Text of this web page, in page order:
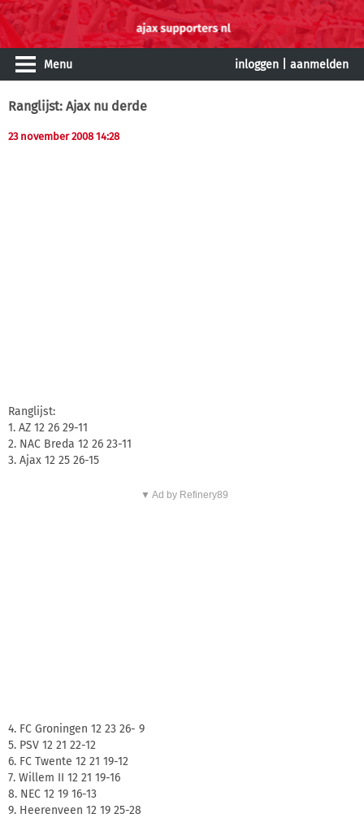
Menu inloggen aanmelden
Ranglijst: Ajax nu derde
23 november 2008 14:28
Ranglijst:
1. AZ 12 26 29-11
2. NAC Breda 12 26 23-11
3. Ajax 12 25 26-15
▼ Ad by Refinery89
4. FC Groningen 12 23 26- 9
5. PSV 12 21 22-12
6. FC Twente 12 21 19-12
7. Willem II 12 21 19-16
8. NEC 12 19 16-13
9. Heerenveen 12 19 25-28